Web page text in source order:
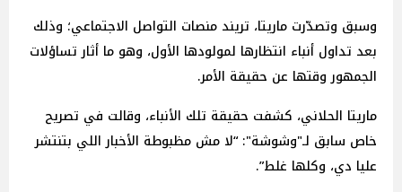
وسبق وتصدّرت ماريتا، تريند منصات التواصل الاجتماعي؛ وذلك
بعد تداول أنباء انتظارها لمولودها الأول، وهو ما أثار تساؤلات
الجمهور وقتها عن حقيقة الأمر.
ماريتا الحلاني، كشفت حقيقة تلك الأنباء، وقالت في تصريح
خاص سابق لـ"وشوشة": “لا مش مظبوطة الأخبار اللي بتنتشر
عليا دي، وكلها غلط”.